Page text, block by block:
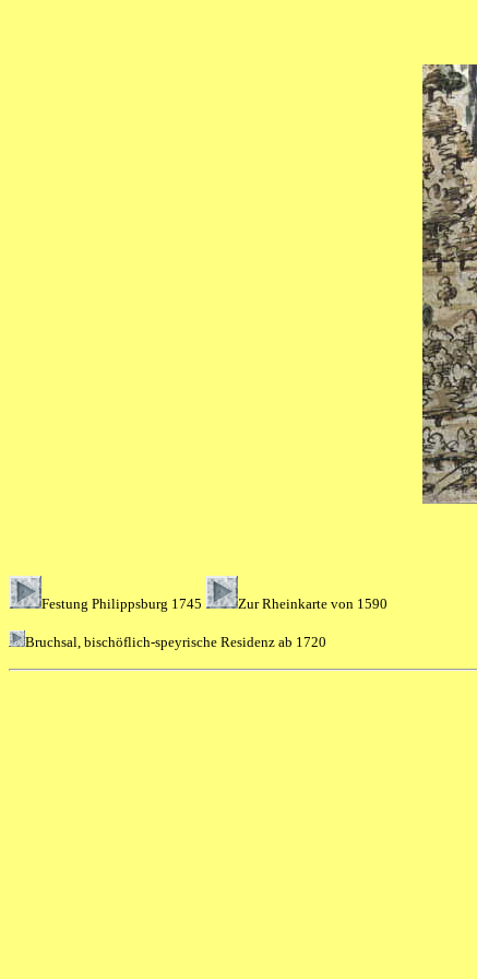
Festung Philippsburg 1745 Zur Rheinkarte von 1590
Bruchsal, bischöflich-speyrische Residenz ab 1720